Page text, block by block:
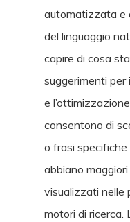
automatizzata e
del linguaggio
capire di cosa
suggerimenti per
e
consentono di
o frasi
abbiano
visualizzati nelle
motori di ricerca.